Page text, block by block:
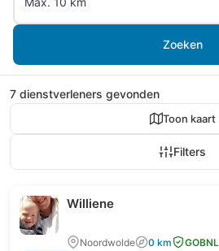
Zoeken
7 dienstverleners gevonden
Toon kaart
Filters
Williene
Noordwolde 0 km GOBNL